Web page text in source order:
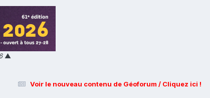
▲
Voir le nouveau contenu de Géoforum / Cliquez ici !